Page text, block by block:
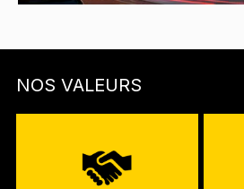
NOS VALEURS